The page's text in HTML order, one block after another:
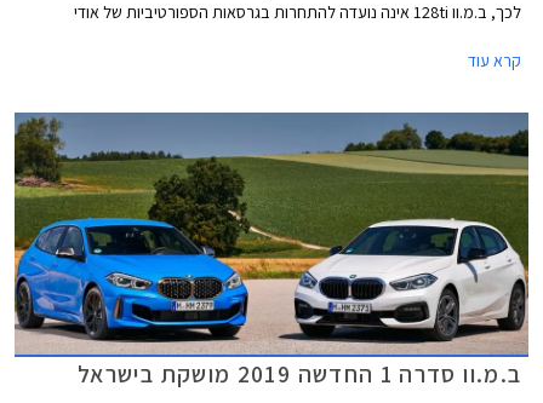
לכך, ב.מ.וו 128ti אינה נועדה להתחרות בגרסאות הספורטיביות של אודי
קופרה לאון.
קרא עוד
ב.מ.וו סדרה 1 החדשה 2019 מושקת בישראל